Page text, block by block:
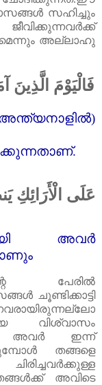
സഹിച്ചും
അല്ലാഹു
فَالْيَوْمَ الَّذِينَ
عَلَى الْأَرَائِكِ
അവർ
പേരിൽ
ചൂണ്ടിക്കാട്ടി
വിശ്വാസം
അവർ ഇന്ന്
തങ്ങളെ
അവിടെ